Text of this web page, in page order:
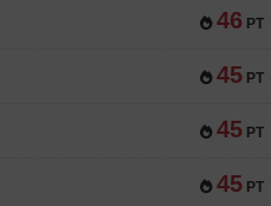
46 PT
45 PT
45 PT
45 PT